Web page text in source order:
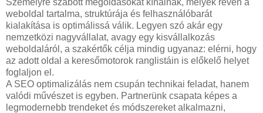
weboldal tartalma, struktúrája és felhasználóbarát
kialakítása is optimálissá válik. Legyen szó akár egy
nemzetközi nagyvállalat, avagy egy kisvállalkozás
weboldaláról, a szakértők célja mindig ugyanaz: elérni, hogy
az adott oldal a keresőmotorok ranglistáin is előkelő helyet
foglaljon el.
A SEO optimalizálás nem csupán technikai feladat, hanem
valódi művészet is egyben. Partnerünk csapata képes a
legmodernebb trendeket és módszereket alkalmazni,